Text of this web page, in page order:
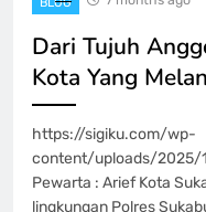
BLOG
Dari Tujuh
Kota Yang
https://sigiku.com/wp-
content/uploads/2025/
Pewarta : Arief Kota
lingkungan Polres